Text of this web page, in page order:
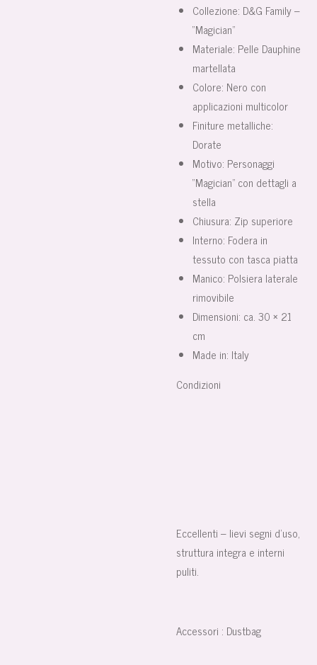
Collezione: D&G Family –
“Magician”
Materiale: Pelle Dauphine
martellata
Colore: Nero con
applicazioni multicolor
Finiture metalliche:
Dorate
Motivo: Personaggi
“Magician” con dettagli a
stella
Chiusura: Zip superiore
Interno: Fodera in
tessuto con tasca piatta
Manico: Polsiera laterale
rimovibile
Dimensioni: ca. 30 × 21
cm
Made in: Italy
Condizioni
Eccellenti – lievi segni d’uso,
struttura integra e interni
puliti.
Accessori : Dustbag